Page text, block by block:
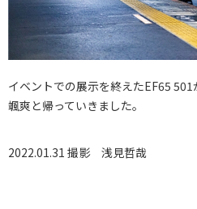
イベントでの展示を終えたEF65
颯爽と帰っていきました。
2022.01.31 撮影 浅見哲哉